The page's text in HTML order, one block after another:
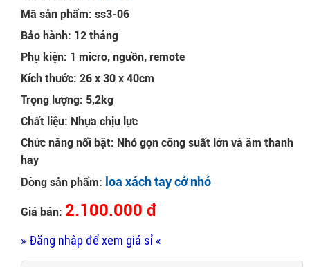
Mã sản phẩm: ss3-06
Bảo hành: 12 tháng
Phụ kiện: 1 micro, nguồn, remote
Kích thước: 26 x 30 x 40cm
Trọng lượng: 5,2kg
Chất liệu: Nhựa chịu lực
Chức năng nổi bật: Nhỏ gọn công suất lớn và âm thanh
hay
Dòng sản phẩm: loa xách tay cở nhỏ
Giá bán: 2.100.000 đ
» Đăng nhập để xem giá sỉ «